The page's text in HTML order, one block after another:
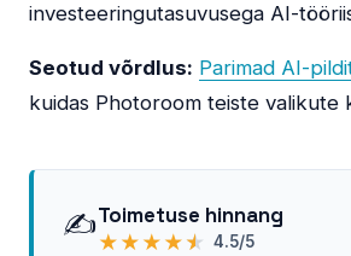
investeeringutasuvusega AI-
Seotud võrdlus: Parimad AI-
kuidas Photoroom teiste valikute
✍️Toimetuse hinnang
★ ★ ★ ★ ★ 4.5/5